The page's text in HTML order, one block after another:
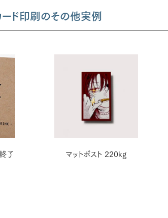
ード印刷のその他実例
了
マットポスト 220kg